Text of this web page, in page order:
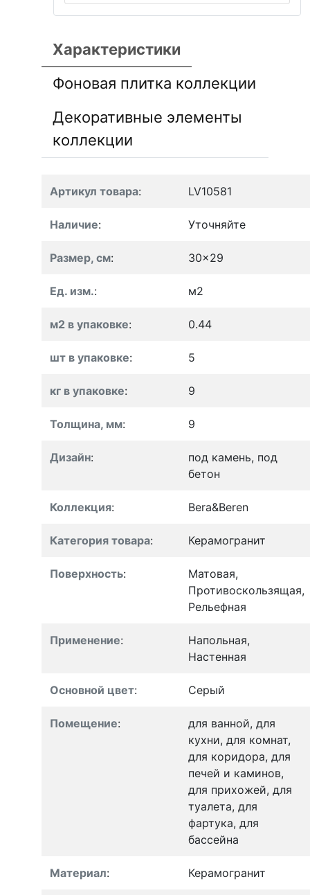
Характеристики
Фоновая плитка коллекции
Декоративные элементы
коллекции
Артикул товара: LV10581
Наличие: Уточняйте
Размер, см: 30x29
Ед. изм.: м2
м2 в упаковке: 0.44
шт в упаковке: 5
кг в упаковке: 9
Толщина, мм: 9
Дизайн:
под камень, под
бетон
Коллекция: Bera&Beren
Категория товара: Керамогранит
Поверхность:
Матовая,
Противоскользящая,
Рельефная
Применение:
Напольная,
Настенная
Основной цвет: Серый
Помещение:
для ванной, для
кухни, для комнат,
для коридора, для
печей и каминов,
для прихожей, для
туалета, для
фартука, для
бассейна
Материал: Керамогранит